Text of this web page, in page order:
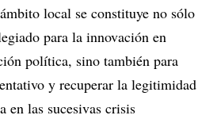
local se constituye no sólo
para la innovación en
política, sino también para
y recuperar la legitimidad
en las sucesivas crisis